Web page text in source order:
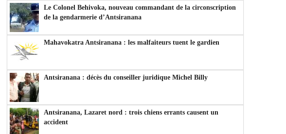
Le Colonel Behivoka, nouveau commandant de la circonscription
de la gendarmerie d’Antsiranana
Mahavokatra Antsiranana : les malfaiteurs tuent le gardien
Antsiranana : décès du conseiller juridique Michel Billy
Antsiranana, Lazaret nord : trois chiens errants causent un
accident